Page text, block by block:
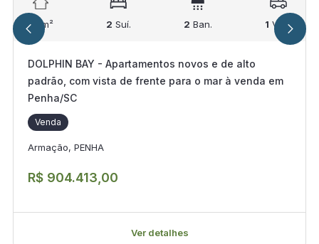
80 m² 2 Suí. 2 Ban. 1 Vag.
DOLPHIN BAY - Apartamentos novos e de alto
padrão, com vista de frente para o mar à venda em
Penha/SC
Venda
Armação, PENHA
R$ 904.413,00
Ver detalhes